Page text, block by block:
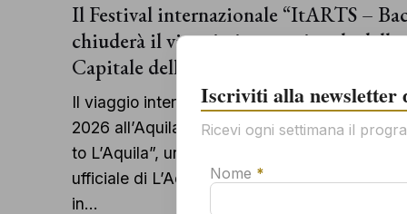
Il Festival internazionale “ItARTS –
chiuderà il viaggio internazionale delle
Capitale della Cultura
Il viaggio internazionale delle arti
2026 all’Aquila, con l’arrivo del Festival
to L’Aquila”, uno dei grandi appuntamenti
ufficiale di L’Aquila Capitale Italiana della
in…
Iscriviti alla newsletter
Ricevi ogni settimana il
Nome *